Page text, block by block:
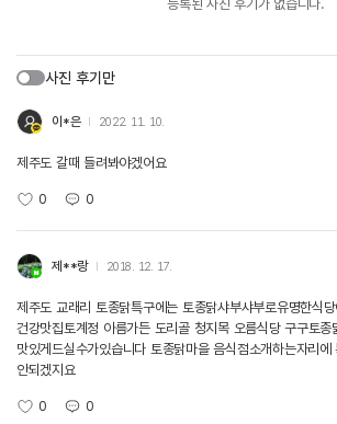
등록된 사진 후기가 없습니다.
사진 후기만
이*은 2022. 11. 10.
제주도 갈때 들려봐야겠어요
0 0
제**랑 2018. 12. 17.
제주도 교래리 토종닭특구에는 토종닭샤부샤부로유명한식
건강맛집토계정 아름가든 도리골 청지목 오름식당 구구토
맛있게드실수가있습니다 토종닭마을 음식점소개하는자리
안되겠지요
0 0